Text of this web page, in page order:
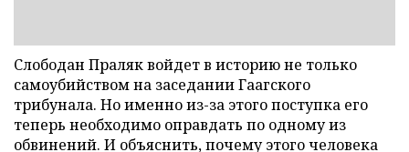
Слободан Праляк войдет в историю не только
самоубийством на заседании Гаагского
трибунала. Но именно из-за этого поступка его
теперь необходимо оправдать по одному из
обвинений. И объяснить, почему этого человека